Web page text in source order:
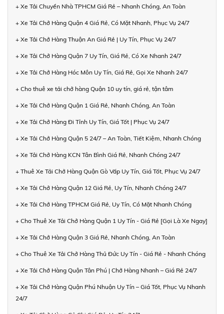
+ Xe Tải Chuyển Nhà TPHCM Giá Rẻ – Nhanh Chóng, An Toàn
+ Xe Tải Chở Hàng Quận 4 Giá Rẻ, Có Mặt Nhanh, Phục Vụ 24/7
+ Xe Tải Chở Hàng Thuận An Giá Rẻ | Uy Tín, Phục Vụ 24/7
+ Xe Tải Chở Hàng Quận 7 Uy Tín, Giá Rẻ, Có Xe Nhanh 24/7
+ Xe Tải Chở Hàng Hóc Môn Uy Tín, Giá Rẻ, Gọi Xe Nhanh 24/7
+ Cho thuê xe tải chở hàng Quận 10 uy tín, giá rẻ, tận tâm
+ Xe Tải Chở Hàng Quận 1 Giá Rẻ, Nhanh Chóng, An Toàn
+ Xe Tải Chở Hàng Đi Tỉnh Uy Tín, Giá Tốt | Phục Vụ 24/7
+ Xe Tải Chở Hàng Quận 5 24/7 – An Toàn, Tiết Kiệm, Nhanh Chóng
+ Xe Tải Chở Hàng KCN Tân Bình Giá Rẻ, Nhanh Chóng 24/7
+ Thuê Xe Tải Chở Hàng Quận Gò Vấp Uy Tín, Giá Tốt, Phục Vụ 24/7
+ Xe Tải Chở Hàng Quận 12 Giá Rẻ, Uy Tín, Nhanh Chóng 24/7
+ Xe Tải Chở Hàng TPHCM Giá Rẻ, Uy Tín, Có Mặt Nhanh Chóng
+ Cho Thuê Xe Tải Chở Hàng Quận 1 Uy Tín - Giá Rẻ [Gọi Là Xe Ngay]
+ Xe Tải Chở Hàng Quận 3 Giá Rẻ, Nhanh Chóng, An Toàn
+ Cho Thuê Xe Tải Chở Hàng Thủ Đức Uy Tín - Giá Rẻ - Nhanh Chóng
+ Xe Tải Chở Hàng Quận Tân Phú | Chở Hàng Nhanh – Giá Rẻ 24/7
+ Xe Tải Chở Hàng Quận Phú Nhuận Uy Tín – Giá Tốt, Phục Vụ Nhanh
24/7